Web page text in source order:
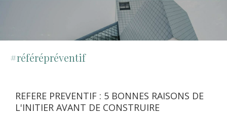
#référépréventif
REFERE PREVENTIF : 5 BONNES RAISONS DE
L'INITIER AVANT DE CONSTRUIRE